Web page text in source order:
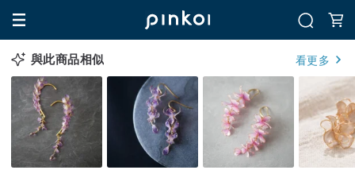
與此商品相似 看更多